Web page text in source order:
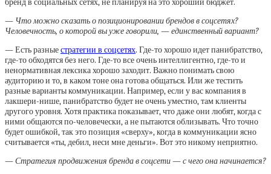
бренд в социальных сетях, не планируя на это хороший бюджет.
— Что можно сказать о позиционировании брендов в соцсетях?
Человечность, о которой вы уже говорили, — единственный вариант?
— Есть разныестратегии в соцсетях. Где-то хорошо идет панибратство,
где-то обходятся без него. Где-то все очень интеллигентно, где-то и
ненормативная лексика хорошо заходит. Важно понимать свою
аудиторию и то, в каком тоне она готова общаться. Или же тестить
разные варианты коммуникации. Например, если у вас компания в
лакшери-нише, панибратство будет не очень уместно, там клиенты
другого уровня. Хотя практика показывает, что даже они любят, когда с
ними общаются по-человечески, а не пытаются облизывать. Что точно
будет ошибкой, так это позиция «сверху», когда в коммуникации ясно
считывается «ты, дебил, неси мне деньги». Вот это никому неприятно.
— Стратегия продвижения бренда в соцсети — с чего она начинается?